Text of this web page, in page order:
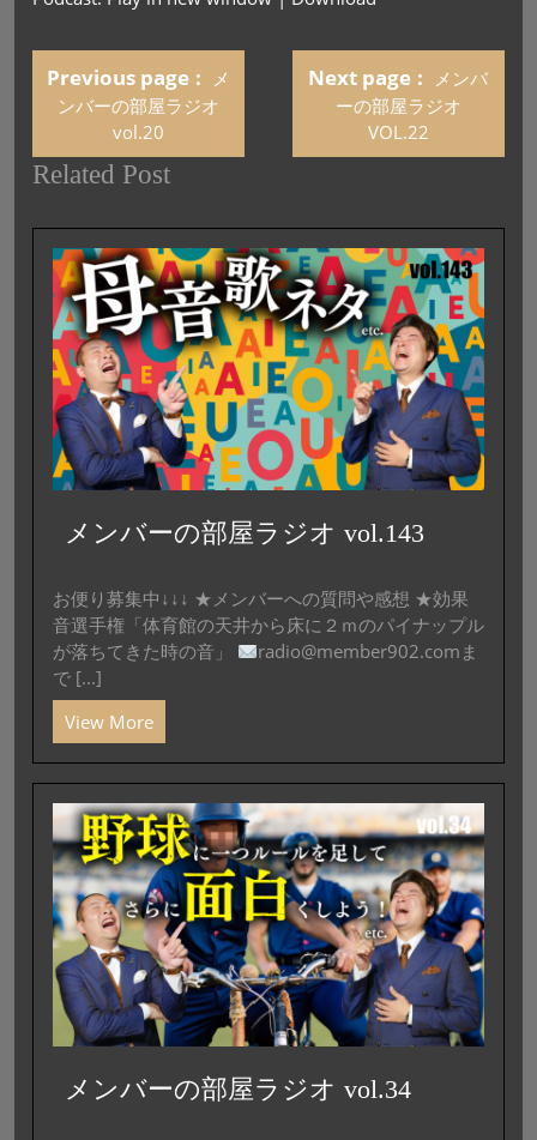
レ
ヤ
ー
Previous page
メ
ンバーの部屋ラジオ
vol.20
Next page
メンバ
ーの部屋ラジオ
VOL.22
Related Post
メンバーの部屋ラジオ vol.143
お便り募集中↓↓↓ ★メンバーへの質問や感想 ★効果
音選手権「体育館の天井から床に２ｍのパイナップル
が落ちてきた時の音」
radio@member902.comま
で [...]
View More
メンバーの部屋ラジオ vol.34